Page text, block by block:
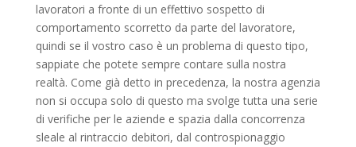
lavoratori a fronte di un effettivo sospetto di
comportamento scorretto da parte del lavoratore,
quindi se il vostro caso è un problema di questo tipo,
sappiate che potete sempre contare sulla nostra
realtà. Come già detto in precedenza, la nostra agenzia
non si occupa solo di questo ma svolge tutta una serie
di verifiche per le aziende e spazia dalla concorrenza
sleale al rintraccio debitori, dal controspionaggio